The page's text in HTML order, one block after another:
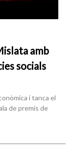
amb
socials
i tanca el
de premis de